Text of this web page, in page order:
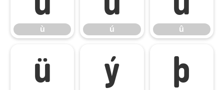
ù ú û
ü ý þ